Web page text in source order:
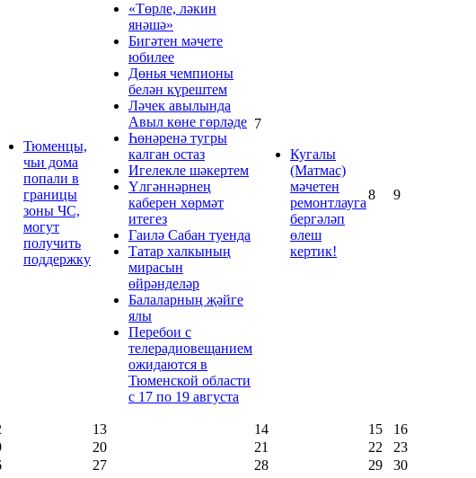
Тюменцы,
чьи дома
попали в
границы
зоны ЧС,
могут
получить
поддержку
«Төрле, ләкин
янәшә»
Бигәтен мәчете
юбилее
Дөнья чемпионы
белән күрештем
Ләчек авылында
Авыл көне гөрләде
Һөнәренә тугры
калган остаз
Игелекле шәкертем
Үлгәннәрнең
каберен хөрмәт
итегез
Гаилә Сабан туенда
Татар халкының
мирасын
өйрәнделәр
Балаларның җәйге
ялы
Перебои с
телерадиовещанием
ожидаются в
Тюменской области
с 17 по 19 августа
7
Кугалы
(Матмас)
мәчетен
ремонтлауга
бергәләп
өлеш
кертик!
8 9
13 14 15
16
20 21 22
23
27 28 29
30